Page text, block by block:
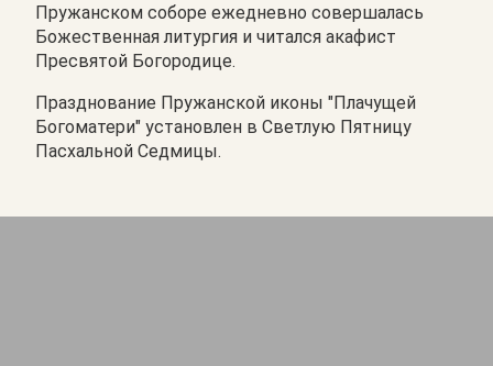
Пружанском соборе ежедневно совершалась
Божественная литургия и читался акафист
Пресвятой Богородице.
Празднование Пружанской иконы "Плачущей
Богоматери" установлен в Светлую Пятницу
Пасхальной Седмицы.